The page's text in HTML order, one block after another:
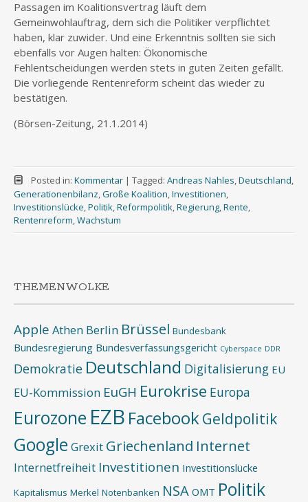
Passagen im Koalitionsvertrag läuft dem
Gemeinwohlauftrag, dem sich die Politiker verpflichtet
haben, klar zuwider. Und eine Erkenntnis sollten sie sich
ebenfalls vor Augen halten: Ökonomische
Fehlentscheidungen werden stets in guten Zeiten gefällt.
Die vorliegende Rentenreform scheint das wieder zu
bestätigen.
(Börsen-Zeitung, 21.1.2014)
Posted in: Kommentar | Tagged: Andreas Nahles,Deutschland,
Generationenbilanz,Große Koalition,Investitionen,
Investitionslücke,Politik,Reformpolitik,Regierung,Rente,
Rentenreform,Wachstum
THEMENWOLKE
Apple Athen Berlin Brüssel Bundesbank
Bundesregierung Bundesverfassungsgericht Cyberspace DDR
Demokratie Deutschland Digitalisierung EU
EU-Kommission EuGH Eurokrise Europa
Eurozone EZB FacebookGeldpolitik
Google Grexit Griechenland Internet
Internetfreiheit Investitionen Investitionslücke
Kapitalismus Merkel Notenbanken NSA OMT Politik